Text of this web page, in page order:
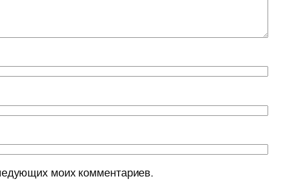
моих комментариев.